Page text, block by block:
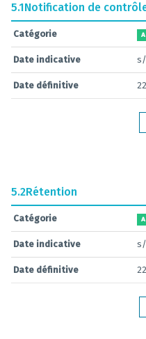
5.1Notification de
Catégorie A
Date indicative
Date définitive
5.2Rétention
Catégorie A
Date indicative
Date définitive